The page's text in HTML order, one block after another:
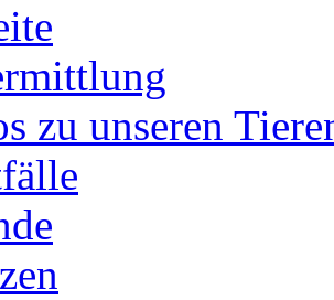
zu unseren